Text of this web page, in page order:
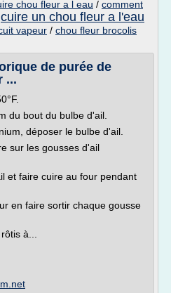
chou fleur a l eau / comment
cuire un chou fleur a l'eau
vapeur / chou fleur brocolis
de purée de
...
du bout du bulbe d'ail.
déposer le bulbe d'ail.
sur les gousses d'ail
et faire cuire au four pendant
en faire sortir chaque gousse
à...